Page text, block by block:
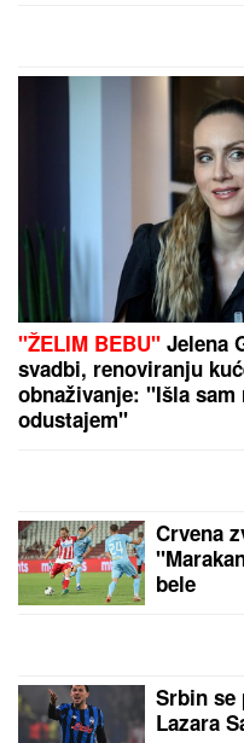
"ŽELIM BEBU" Jelena
svadbi, renoviranju
obnaživanje: "Išla
odustajem"
Crvena
bele
Srbin se
Lazara